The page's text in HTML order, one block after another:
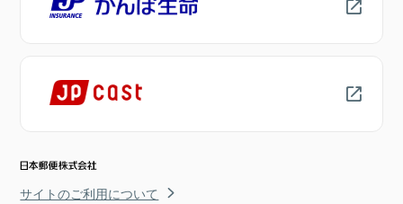
サイトのご利用について